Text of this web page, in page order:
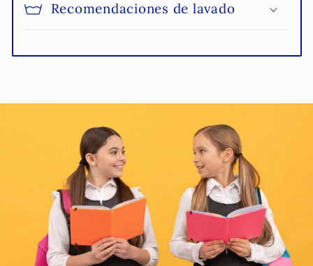
Recomendaciones de lavado